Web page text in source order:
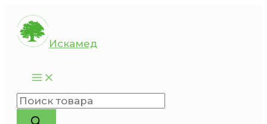
Перейти
содержимому
Искамед
Поиск
товаров